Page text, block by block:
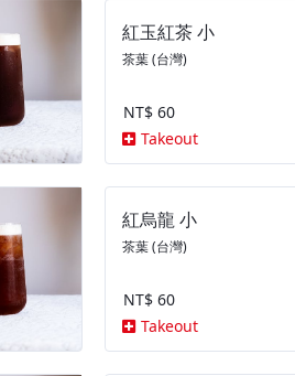
紅玉紅茶 小
茶葉 (台灣)
NT$ 60
Takeout
紅烏龍 小
茶葉 (台灣)
NT$ 60
Takeout